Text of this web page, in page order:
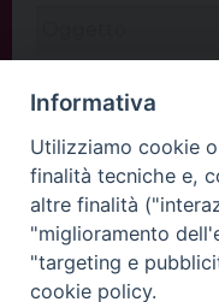
Informativa
Utilizziamo cookie
finalità tecniche e,
altre finalità
"miglioramento
"targeting e
cookie policy.